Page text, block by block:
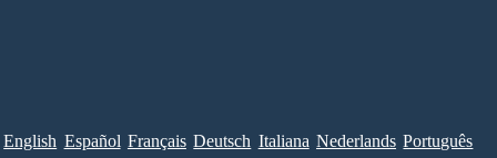
English Español Français Deutsch Italiana Nederlands Português